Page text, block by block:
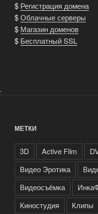
$ Регистрация домена
$Облачные серверы
$ Магазин доменов
$ Бесплатный SSL
.
МЕТКИ
3D Active Film
Видео Эротика
Видеосъёмка
Киностудия
Клипы